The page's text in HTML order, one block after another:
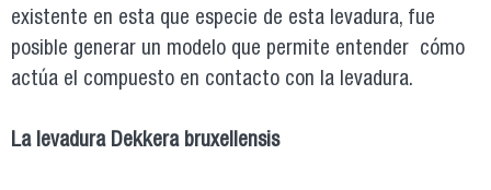
existente en esta que especie de esta levadura, fue
posible generar un modelo que permite entender cómo
actúa el compuesto en contacto con la levadura.
La levadura Dekkera bruxellensis